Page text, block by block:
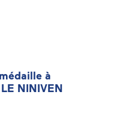
à
NINIVEN